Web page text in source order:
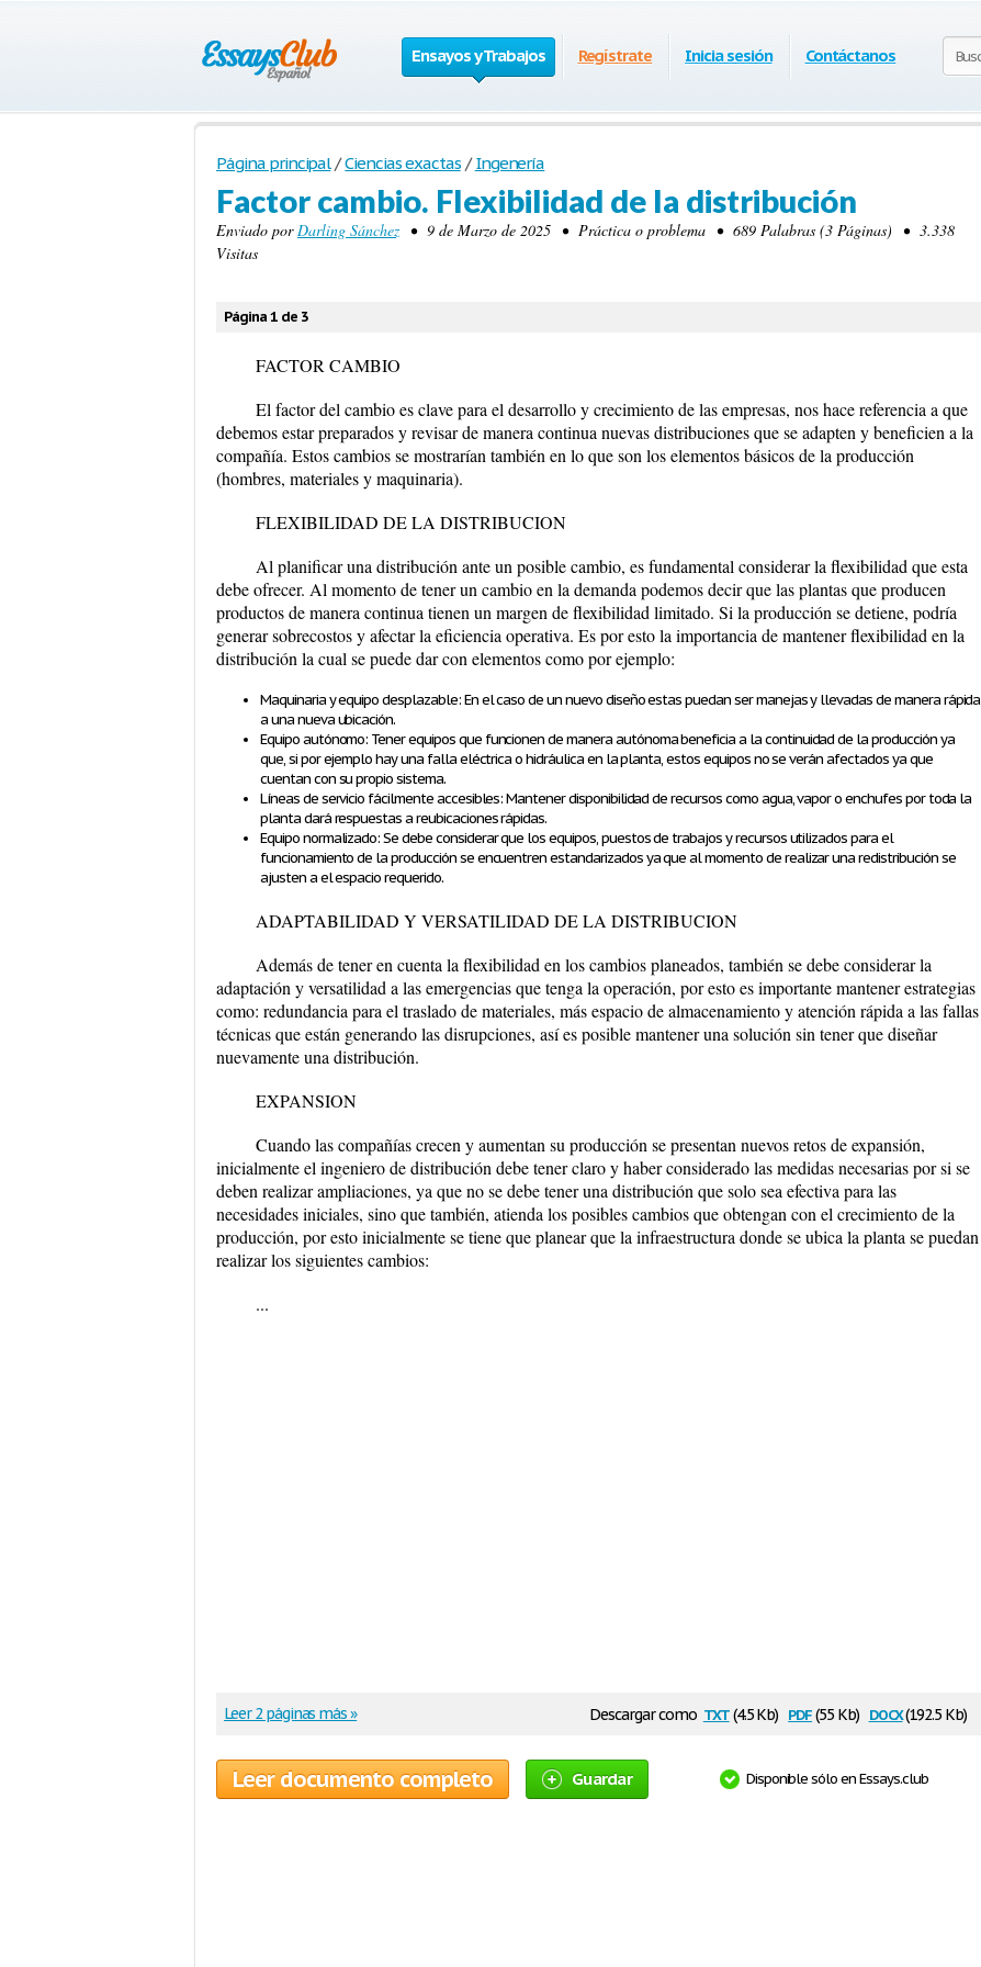
Ensayos y Trabajos Regístrate Inicia sesión Contáctanos
Página principal / Ciencias exactas / Ingenería
Factor cambio. Flexibilidad de la distribución
Enviado porDarling Sánchez• 9 de Marzo de 2025 • Práctica o problema • 689 Palabras (3 Páginas) • 3.338
Visitas
Página 1 de 3
FACTOR CAMBIO
El factor del cambio es clave para el desarrollo y crecimiento de las empresas, nos hace referencia a que
debemos estar preparados y revisar de manera continua nuevas distribuciones que se adapten y beneficien a la
compañía. Estos cambios se mostrarían también en lo que son los elementos básicos de la producción
(hombres, materiales y maquinaria).
FLEXIBILIDAD DE LA DISTRIBUCION
Al planificar una distribución ante un posible cambio, es fundamental considerar la flexibilidad que esta
debe ofrecer. Al momento de tener un cambio en la demanda podemos decir que las plantas que producen
productos de manera continua tienen un margen de flexibilidad limitado. Si la producción se detiene, podría
generar sobrecostos y afectar la eficiencia operativa. Es por esto la importancia de mantener flexibilidad en la
distribución la cual se puede dar con elementos como por ejemplo:
Maquinaria y equipo desplazable: En el caso de un nuevo diseño estas puedan ser manejas y llevadas de manera rápida
a una nueva ubicación.
Equipo autónomo: Tener equipos que funcionen de manera autónoma beneficia a la continuidad de la producción ya
que, si por ejemplo hay una falla eléctrica o hidráulica en la planta, estos equipos no se verán afectados ya que
cuentan con su propio sistema.
Líneas de servicio fácilmente accesibles: Mantener disponibilidad de recursos como agua, vapor o enchufes por toda la
planta dará respuestas a reubicaciones rápidas.
Equipo normalizado: Se debe considerar que los equipos, puestos de trabajos y recursos utilizados para el
funcionamiento de la producción se encuentren estandarizados ya que al momento de realizar una redistribución se
ajusten a el espacio requerido.
ADAPTABILIDAD Y VERSATILIDAD DE LA DISTRIBUCION
Además de tener en cuenta la flexibilidad en los cambios planeados, también se debe considerar la
adaptación y versatilidad a las emergencias que tenga la operación, por esto es importante mantener estrategias
como: redundancia para el traslado de materiales, más espacio de almacenamiento y atención rápida a las fallas
técnicas que están generando las disrupciones, así es posible mantener una solución sin tener que diseñar
nuevamente una distribución.
EXPANSION
Cuando las compañías crecen y aumentan su producción se presentan nuevos retos de expansión,
inicialmente el ingeniero de distribución debe tener claro y haber considerado las medidas necesarias por si se
deben realizar ampliaciones, ya que no se debe tener una distribución que solo sea efectiva para las
necesidades iniciales, sino que también, atienda los posibles cambios que obtengan con el crecimiento de la
producción, por esto inicialmente se tiene que planear que la infraestructura donde se ubica la planta se puedan
realizar los siguientes cambios:
...
Descargar como txt(4.5 Kb) pdf(55 Kb) docx(192.5 Kb)
Leer 2 páginas más »
Leer documento completo Guardar Disponible sólo en Essays.club